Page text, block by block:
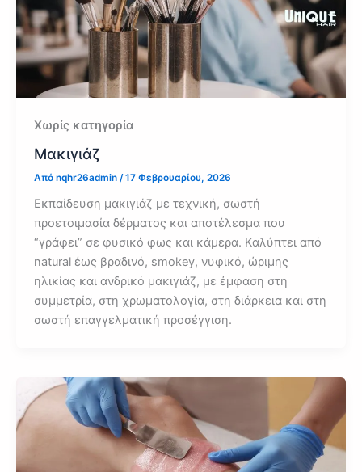
Χωρίς κατηγορία
Μακιγιάζ
Από nqhr26admin /17 Φεβρουαρίου, 2026
Εκπαίδευση μακιγιάζ με τεχνική, σωστή
προετοιμασία δέρματος και αποτέλεσμα που
“γράφει” σε φυσικό φως και κάμερα. Καλύπτει από
natural έως βραδινό, smokey, νυφικό, ώριμης
ηλικίας και ανδρικό μακιγιάζ, με έμφαση στη
συμμετρία, στη χρωματολογία, στη διάρκεια και στη
σωστή επαγγελματική προσέγγιση.